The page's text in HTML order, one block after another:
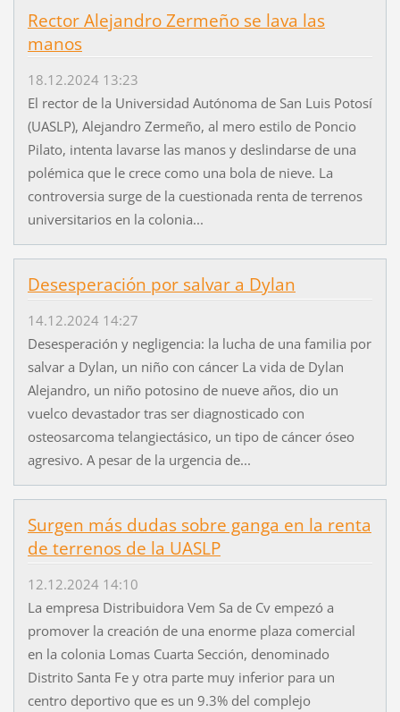
Rector Alejandro Zermeño se lava las
manos
18.12.2024 13:23
El rector de la Universidad Autónoma de San Luis Potosí
(UASLP), Alejandro Zermeño, al mero estilo de Poncio
Pilato, intenta lavarse las manos y deslindarse de una
polémica que le crece como una bola de nieve. La
controversia surge de la cuestionada renta de terrenos
universitarios en la colonia...
Desesperación por salvar a Dylan
14.12.2024 14:27
Desesperación y negligencia: la lucha de una familia por
salvar a Dylan, un niño con cáncer La vida de Dylan
Alejandro, un niño potosino de nueve años, dio un
vuelco devastador tras ser diagnosticado con
osteosarcoma telangiectásico, un tipo de cáncer óseo
agresivo. A pesar de la urgencia de...
Surgen más dudas sobre ganga en la renta
de terrenos de la UASLP
12.12.2024 14:10
La empresa Distribuidora Vem Sa de Cv empezó a
promover la creación de una enorme plaza comercial
en la colonia Lomas Cuarta Sección, denominado
Distrito Santa Fe y otra parte muy inferior para un
centro deportivo que es un 9.3% del complejo